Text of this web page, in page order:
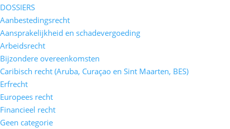
DOSSIERS
Aanbestedingsrecht
Aansprakelijkheid en schadevergoeding
Arbeidsrecht
Bijzondere overeenkomsten
Caribisch recht (Aruba, Curaçao en Sint Maarten, BES)
Erfrecht
Europees recht
Financieel recht
Geen categorie